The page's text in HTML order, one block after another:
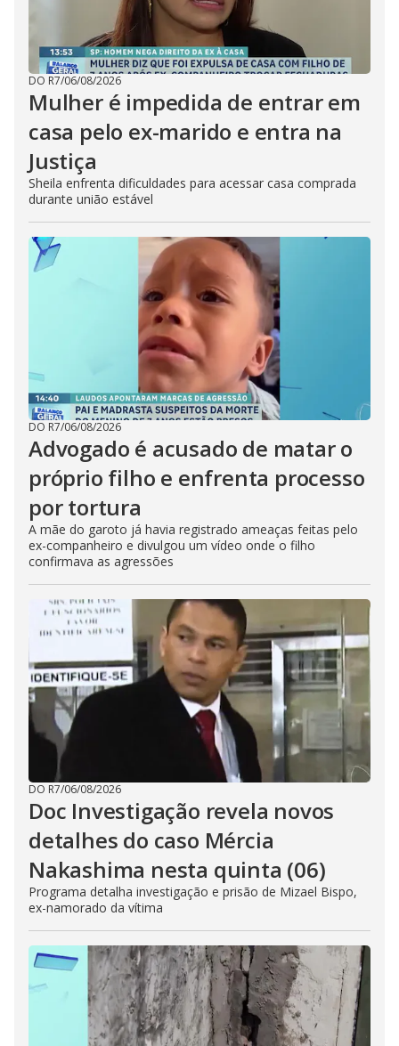
DO R7/06/08/2026
Mulher é impedida de entrar em
casa pelo ex-marido e entra na
Justiça
Sheila enfrenta dificuldades para acessar casa comprada
durante união estável
DO R7/06/08/2026
Advogado é acusado de matar o
próprio filho e enfrenta processo
por tortura
A mãe do garoto já havia registrado ameaças feitas pelo
ex-companheiro e divulgou um vídeo onde o filho
confirmava as agressões
DO R7/06/08/2026
Doc Investigação revela novos
detalhes do caso Mércia
Nakashima nesta quinta (06)
Programa detalha investigação e prisão de Mizael Bispo,
ex-namorado da vítima